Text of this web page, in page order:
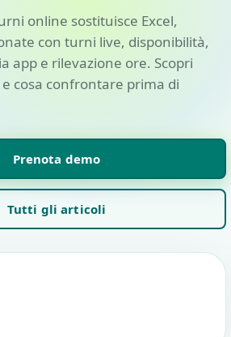
online sostituisce Excel,
con turni live, disponibilità,
app e rilevazione ore. Scopri
cosa confrontare prima di
Prenota demo
Tutti gli articoli